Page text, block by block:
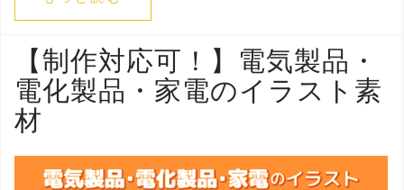
【制作対応可！】電気製品・
電化製品・家電のイラスト素
材